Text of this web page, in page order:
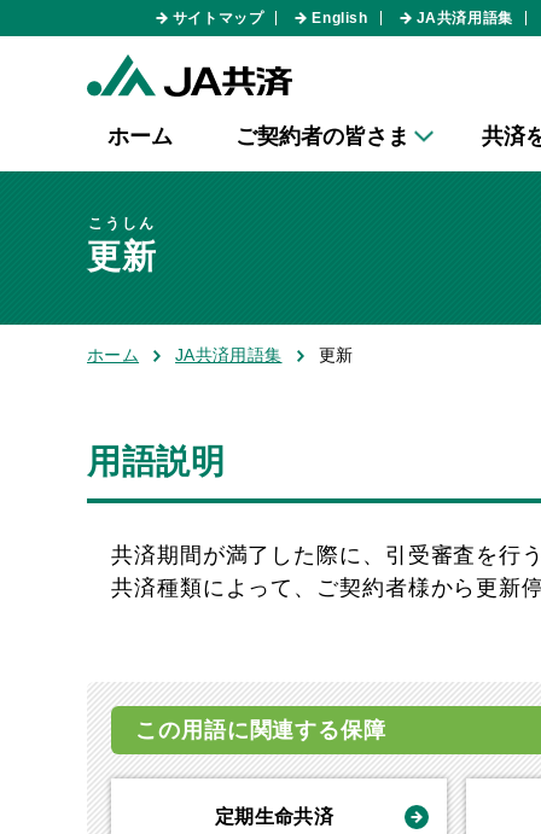
サイトマップ English JA共済用語集
ホーム ご契約者の皆さま 共済
更新
こうしん
ホーム JA共済用語集 更新
用語説明
共済期間が満了した際に、引受審査を行
共済種類によって、ご契約者様から更新
この用語に関連する保障
定期生命共済